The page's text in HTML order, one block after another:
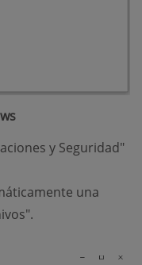
y Seguridad"
una